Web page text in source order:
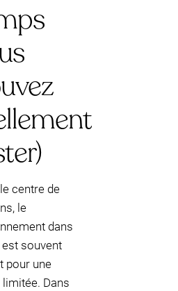
centre de
le
dans
est souvent
pour une
limitée. Dans